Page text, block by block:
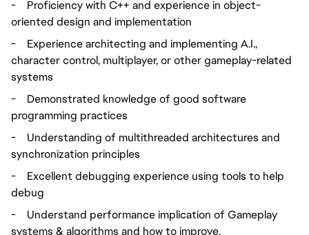
-
Proficiency with C++ and experience in object-
oriented design and implementation
-
Experience architecting and implementing A.I.,
character control, multiplayer, or other gameplay-related
systems
-
Demonstrated knowledge of good software
programming practices
-
Understanding of multithreaded architectures and
synchronization principles
-
Excellent debugging experience using tools to help
debug
-
Understand performance implication of Gameplay
systems & algorithms and how to improve.